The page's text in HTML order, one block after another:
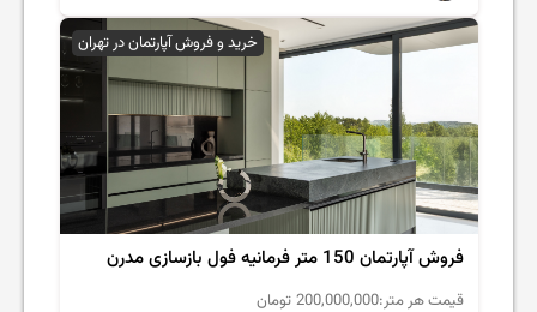
خرید و فروش آپارتمان در تهران
فروش‌ آپارتمان 150 متر فرمانیه فول بازسازی مدرن
قیمت هر متر:200,000,000 تومان